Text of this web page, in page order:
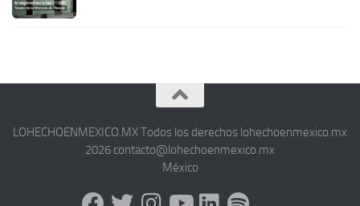
LOHECHOENMEXICO.MX Todos los derechos lohechoenmexico.mx
2026 contacto@lohechoenmexico.mx
México